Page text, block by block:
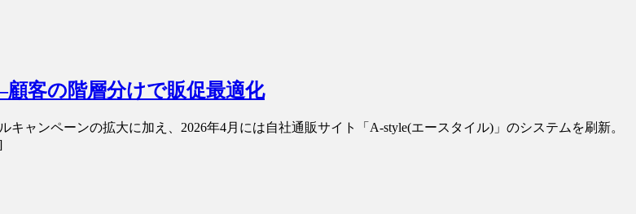
客の階層分けで販促最適化
ンペーンの拡大に加え、2026年4月には自社通販サイト「A-style(エースタイル)」のシステムを刷新。